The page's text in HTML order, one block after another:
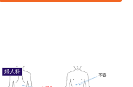
婦人科